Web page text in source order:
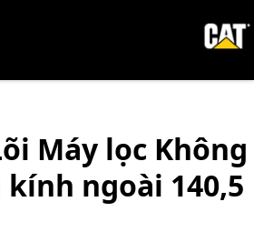
Máy lọc Không
ngoài 140,5